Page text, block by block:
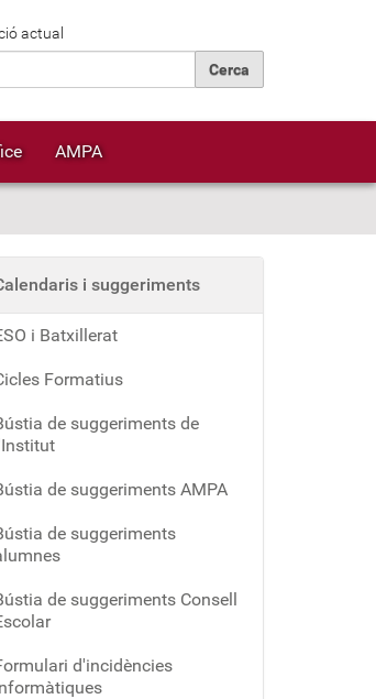
actual
AMPA
i suggeriments
i Batxillerat
Formatius
de suggeriments de
de suggeriments AMPA
de suggeriments
de suggeriments Consell
d'incidències